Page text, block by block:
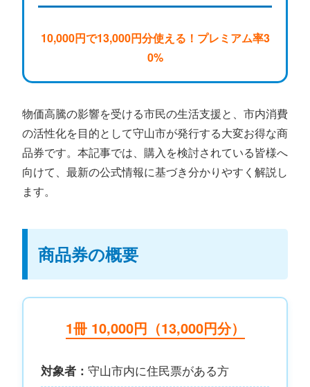
10,000円で13,000円分使える！プレミアム率3
0%
物価高騰の影響を受ける市民の生活支援と、市内消費
の活性化を目的として守山市が発行する大変お得な商
品券です。本記事では、購入を検討されている皆様へ
向けて、最新の公式情報に基づき分かりやすく解説し
ます。
商品券の概要
1冊 10,000円（13,000円分）
対象者： 守山市内に住民票がある方